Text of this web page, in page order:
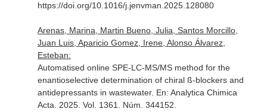
https://doi.org/10.1016/j.jenvman.2025.128080
Arenas, Marina, Martin Bueno, Julia, Santos Morcillo,
Juan Luis, Aparicio Gomez, Irene, Alonso Álvarez,
Esteban:
Automatised online SPE-LC-MS/MS method for the
enantioselective determination of chiral ß-blockers and
antidepressants in wastewater. En: Analytica Chimica
Acta . 2025. Vol. 1361. Núm. 344152.